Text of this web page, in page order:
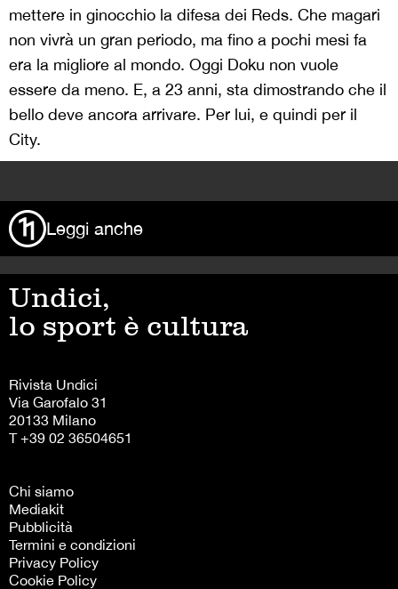
mettere in ginocchio la difesa dei Reds. Che magari
non vivrà un gran periodo, ma fino a pochi mesi fa
era la migliore al mondo. Oggi Doku non vuole
essere da meno. E, a 23 anni, sta dimostrando che il
bello deve ancora arrivare. Per lui, e quindi per il
City.
Leggi anche
Undici,
lo sport è cultura
Rivista Undici
Via Garofalo 31
20133 Milano
T +39 02 36504651
Chi siamo
Mediakit
Pubblicità
Termini e condizioni
Privacy Policy
Cookie Policy